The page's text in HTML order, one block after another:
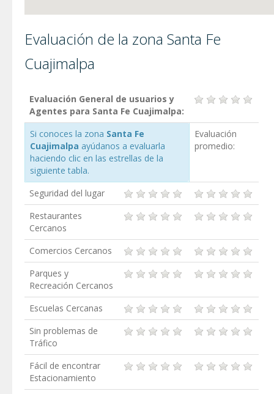
Evaluación de la zona Santa Fe
Cuajimalpa
Evaluación General de usuarios y
Agentes para Santa Fe Cuajimalpa:
Si conoces la zona Santa Fe
Cuajimalpa ayúdanos a evaluarla
haciendo clic en las estrellas de la
siguiente tabla.
Evaluación
promedio:
Seguridad del lugar
Restaurantes
Cercanos
Comercios Cercanos
Parques y
Recreación Cercanos
Escuelas Cercanas
Sin problemas de
Tráfico
Fácil de encontrar
Estacionamiento